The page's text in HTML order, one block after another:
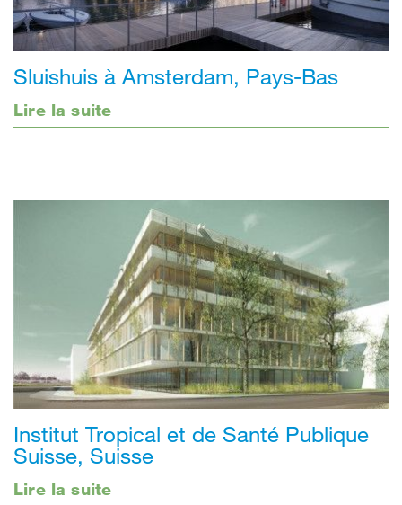
Sluishuis à Amsterdam, Pays-Bas
Lire la suite
Institut Tropical et de Santé Publique
Suisse, Suisse
Lire la suite